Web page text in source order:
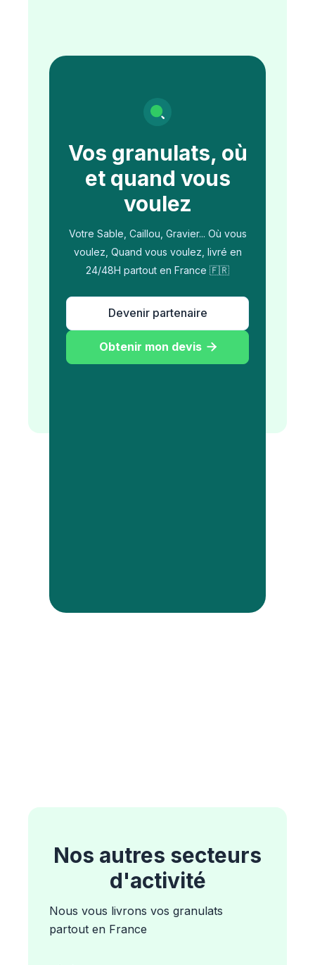
Vos granulats, où
et quand vous
voulez
Votre Sable, Caillou, Gravier... Où vous
voulez, Quand vous voulez, livré en
24/48H partout en France 🇫🇷
Devenir partenaire
Obtenir mon devis 
Nos autres secteurs
d'activité
Nous vous livrons vos granulats
partout en France